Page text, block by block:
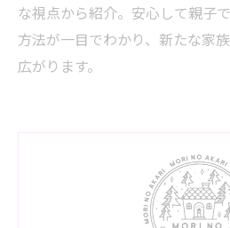
な視点から紹介。安心して親子
方法が一目でわかり、新たな家
広がります。